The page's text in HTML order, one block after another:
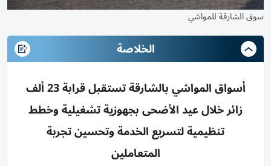
زوار اسواق المواشي
الخلاصة
أسواق المواشي بالشارقة تستقبل قرابة 23 ألف
زائر خلال عيد الأضحى بجهوزية تشغيلية وخطط
تنظيمية لتسريع الخدمة وتحسين تجربة
المتعاملين